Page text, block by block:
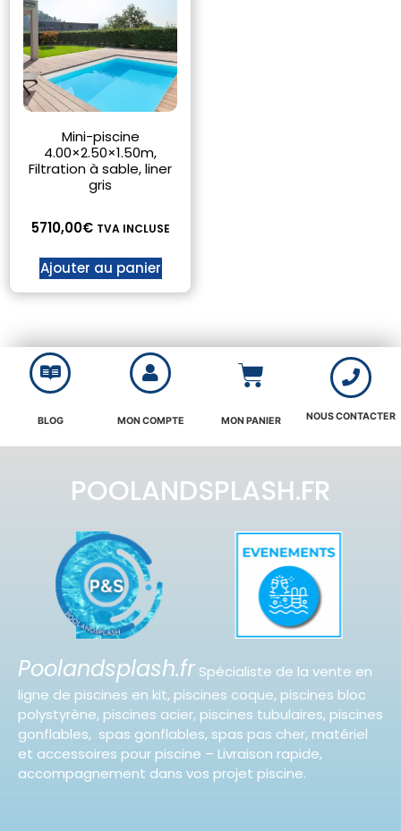
Mini-piscine
4.00×2.50×1.50m,
Filtration à sable, liner
gris
5710,00€ TVA INCLUSE
Ajouter au panier
BLOG MON COMPTE MON PANIER NOUS CONTACTER
POOLANDSPLASH.FR
Poolandsplash.fr Spécialiste de la vente en
ligne de piscines en kit, piscines coque, piscines bloc
polystyrène, piscines acier, piscines tubulaires, piscines
gonflables, spas gonflables, spas pas cher, matériel
et accessoires pour piscine – Livraison rapide,
accompagnement dans vos projet piscine.